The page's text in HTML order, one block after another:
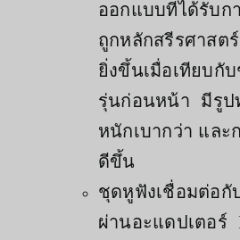
ออกแบบที่ได้รับก
ถูกหลักสรีรศาสต
ยิ่งขึ้นเมื่อเทียบกั
รุ่นก่อนหน้า มีรูป
หนักเบากว่า และ
ดีขึ้น
ชุดหูฟังเชื่อมต่อกั
ผ่านอะแดปเตอ